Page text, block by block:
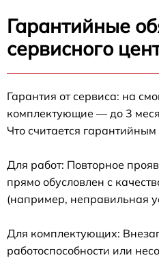
Гарантийные
сервисного
Гарантия от сервиса: на
комплектующие — до 3
Что считается
Для работ: Повторное
прямо обусловлен с
(например, неправильная
Для комплектующих:
работоспособности или